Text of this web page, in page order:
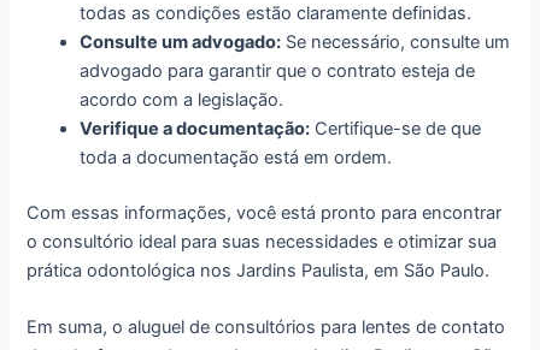
todas as condições estão claramente definidas.
Consulte um advogado: Se necessário, consulte um
advogado para garantir que o contrato esteja de
acordo com a legislação.
Verifique a documentação: Certifique-se de que
toda a documentação está em ordem.
Com essas informações, você está pronto para encontrar
o consultório ideal para suas necessidades e otimizar sua
prática odontológica nos Jardins Paulista, em São Paulo.
Em suma, o aluguel de consultórios para lentes de contato